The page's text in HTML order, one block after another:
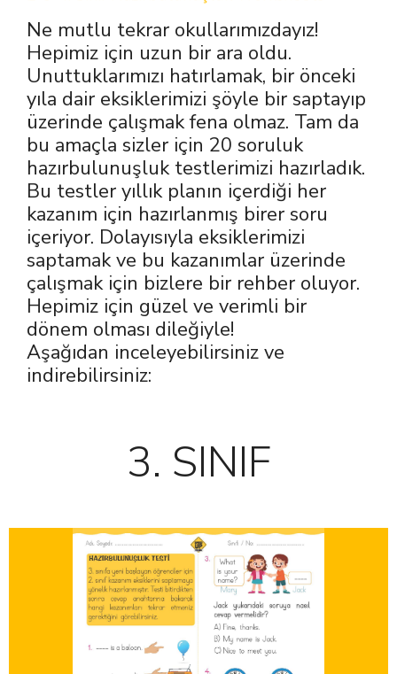
Ne mutlu tekrar okullarımızdayız!
Hepimiz için uzun bir ara oldu.
Unuttuklarımızı hatırlamak, bir önceki
yıla dair eksiklerimizi şöyle bir saptayıp
üzerinde çalışmak fena olmaz. Tam da
bu amaçla sizler için 20 soruluk
hazırbulunuşluk testlerimizi hazırladık.
Bu testler yıllık planın içerdiği her
kazanım için hazırlanmış birer soru
içeriyor. Dolayısıyla eksiklerimizi
saptamak ve bu kazanımlar üzerinde
çalışmak için bizlere bir rehber oluyor.
Hepimiz için güzel ve verimli bir
dönem olması dileğiyle!
Aşağıdan inceleyebilirsiniz ve
indirebilirsiniz:
3. SINIF